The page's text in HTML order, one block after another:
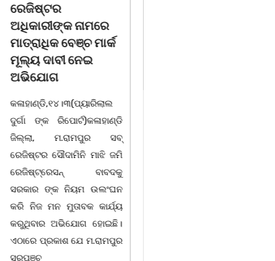
ତିନି ଯୁବକ ଗିରଫ ଓ
କୋର୍ଟ ଚାଲାଣ
କଳାହାଣ୍ଡି,୧୪|୩(ପ୍ୟାରିଲାଲ
ଦୁର୍ଗା ଙ୍କ ରିପୋର୍ଟ):ବେଆଇନ
କରି ବ୍ୟବସାୟ ଚାଲୁଥିବା
ସମ୍ପର୍କରେ କୌଣସି ସୂତ୍ରରୁ
ସୂଚନା ପାଇ କଳାହାଣ୍ଡି ଉତ୍ତର
ବନଖଣ୍ଡ ଅଧୀନ କେଗାଁ ରେଞ୍ଜର
ବନ କର୍ମଚାରୀ ମାନେ ଗରଗାବ
ସେକ୍ସନ ଅଧୀନ କାନ୍ଦୁଲଝର